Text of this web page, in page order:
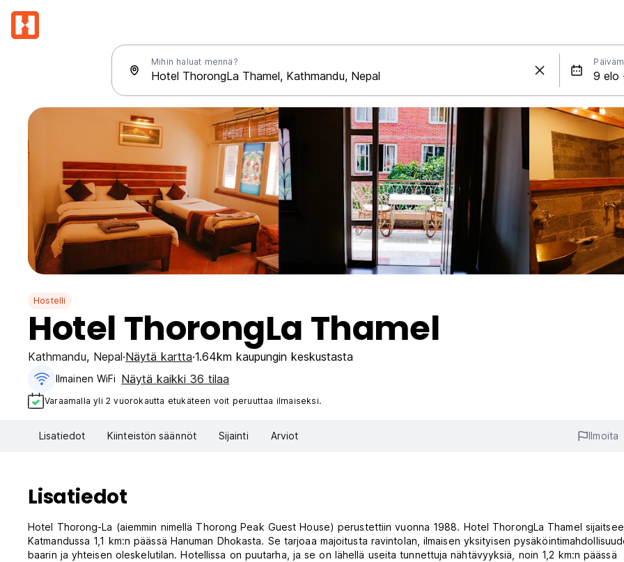
Mihin haluat mennä?
Hostelli
Hotel ThorongLa Thamel
Kathmandu, Nepal Näytä kartta 1.64km kaupungin keskustasta
Ilmainen WiFi Näytä kaikki 36 tilaa
Varaamalla yli 2 vuorokautta etukäteen voit peruuttaa ilmaiseksi.
Lisatiedot Kiinteistön säännöt Sijainti Arviot Ilmoita
Lisatiedot
Hotel Thorong-La (aiemmin nimellä Thorong Peak Guest House) perustettiin vuonna 1988. Hotel ThorongLa Thamel sijaitsee
Katmandussa 1,1 km:n päässä Hanuman Dhokasta. Se tarjoaa majoitusta ravintolan, ilmaisen yksityisen
baarin ja yhteisen oleskelutilan. Hotellissa on puutarha, ja se on lähellä useita tunnettuja nähtävyyksiä, noin 1,2 km:n päässä